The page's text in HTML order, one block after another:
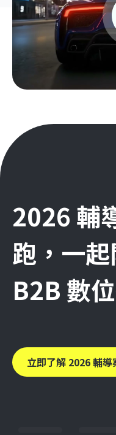
2026 輔
跑，一
B2B 數
立即了解 2026 輔導